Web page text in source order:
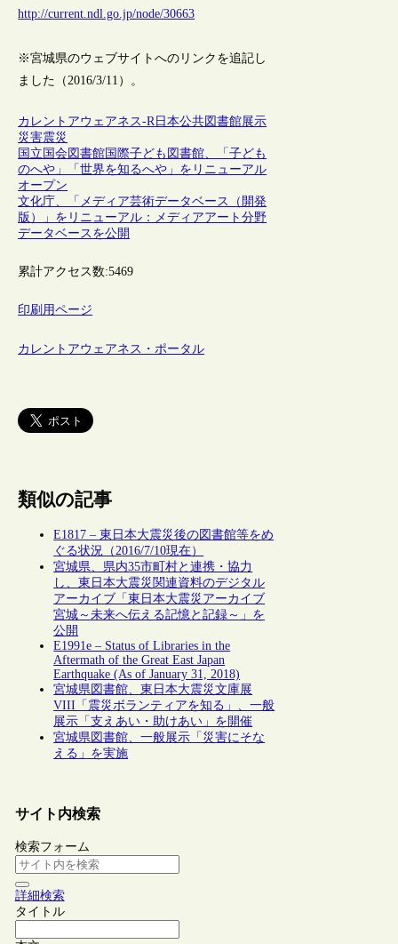
http://current.ndl.go.jp/node/30663
※宮城県のウェブサイトへのリンクを追記し
ました（2016/3/11）。
カレントアウェアネス-R日本公共図書館展示
災害震災
国立国会図書館国際子ども図書館、「子ども
のへや」「世界を知るへや」をリニューアル
オープン
文化庁、「メディア芸術データベース（開発
版）」をリニューアル：メディアアート分野
データベースを公開
累計アクセス数:5469
印刷用ページ
カレントアウェアネス・ポータル
類似の記事
E1817 – 東日本大震災後の図書館等をめ
ぐる状況（2016/7/10現在）
宮城県、県内35市町村と連携・協力
し、東日本大震災関連資料のデジタル
アーカイブ「東日本大震災アーカイブ
宮城～未来へ伝える記憶と記録～」を
公開
E1991e – Status of Libraries in the
Aftermath of the Great East Japan
Earthquake (As of January 31, 2018)
宮城県図書館、東日本大震災文庫展
VIII「震災ボランティアを知る」、一般
展示「支えあい・助けあい」を開催
宮城県図書館、一般展示「災害にそな
える」を実施
サイト内検索
検索フォーム
詳細検索
タイトル